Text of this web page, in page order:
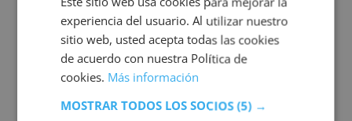
odontología.
Trabajo autónomo: brindando apoyo
técnico de manera independiente a
diversas clínicas dentales y centros de
atención médica.
experiencia del usuario. Al utilizar nuestro
sitio web, usted acepta todas las cookies
de acuerdo con nuestra Política de
cookies. Más información
MOSTRAR TODOS LOS SOCIOS(5) →